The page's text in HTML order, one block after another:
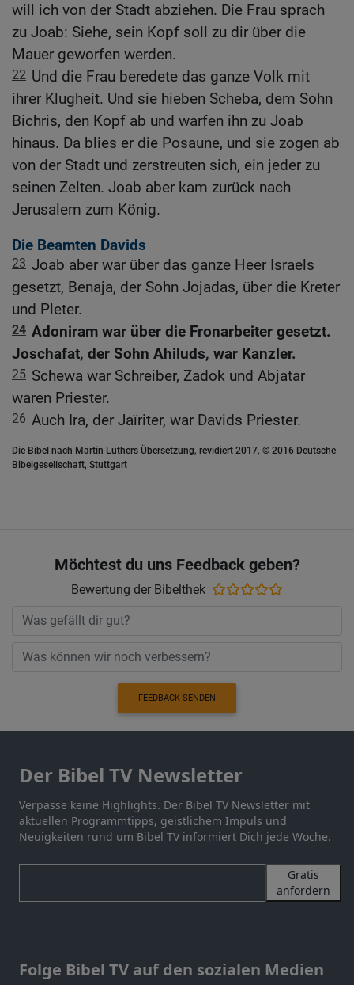
will ich von der Stadt abziehen. Die Frau sprach
zu Joab: Siehe, sein Kopf soll zu dir über die
Mauer geworfen werden.
22 Und die Frau beredete das ganze Volk mit
ihrer Klugheit. Und sie hieben Scheba, dem Sohn
Bichris, den Kopf ab und warfen ihn zu Joab
hinaus. Da blies er die Posaune, und sie zogen ab
von der Stadt und zerstreuten sich, ein jeder zu
seinen Zelten. Joab aber kam zurück nach
Jerusalem zum König.
Die Beamten Davids
23 Joab aber war über das ganze Heer Israels
gesetzt, Benaja, der Sohn Jojadas, über die Kreter
und Pleter.
24 Adoniram war über die Fronarbeiter gesetzt.
Joschafat, der Sohn Ahiluds, war Kanzler.
25 Schewa war Schreiber, Zadok und Abjatar
waren Priester.
26 Auch Ira, der Jaïriter, war Davids Priester.
Die Bibel nach Martin Luthers Übersetzung, revidiert 2017, © 2016 Deutsche
Bibelgesellschaft, Stuttgart
Möchtest du uns Feedback geben?
Bewertung der Bibelthek
FEEDBACK SENDEN
Der Bibel TV Newsletter
Verpasse keine Highlights. Der Bibel TV Newsletter mit
aktuellen Programmtipps, geistlichem Impuls und
Neuigkeiten rund um Bibel TV informiert Dich jede Woche.
Gratis
anfordern
Folge Bibel TV auf den sozialen Medien